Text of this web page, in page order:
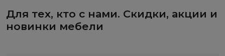
Для тех, кто с нами. Скидки, акции и
новинки мебели